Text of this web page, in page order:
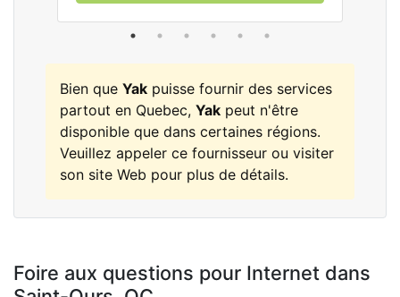
Bien que Yak puisse fournir des services
partout en Quebec, Yak peut n'être
disponible que dans certaines régions.
Veuillez appeler ce fournisseur ou visiter
son site Web pour plus de détails.
Foire aux questions pour Internet dans